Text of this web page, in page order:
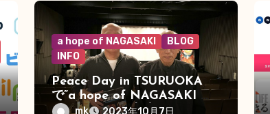
a hope of NAGASAKI
BLOG
INFO
Peace Day in TSURUOKA
で”a hope of NAGASAKI 優
しい人たち”が上映
mk 2023年10月7日